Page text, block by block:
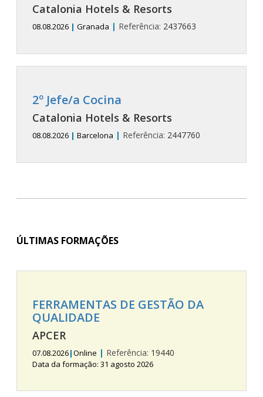
Catalonia Hotels & Resorts
08.08.2026 | Granada | Referência: 2437663
2º Jefe/a Cocina
Catalonia Hotels & Resorts
08.08.2026 | Barcelona | Referência: 2447760
ÚLTIMAS FORMAÇÕES
FERRAMENTAS DE GESTÃO DA
QUALIDADE
APCER
07.08.2026|Online | Referência: 19440
Data da formação: 31 agosto 2026